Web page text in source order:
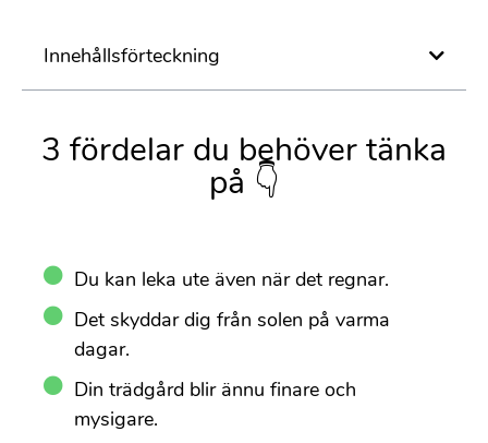
Innehållsförteckning
3 fördelar du behöver tänka
på 👇
Du kan leka ute även när det regnar.
Det skyddar dig från solen på varma
dagar.
Din trädgård blir ännu finare och
mysigare.